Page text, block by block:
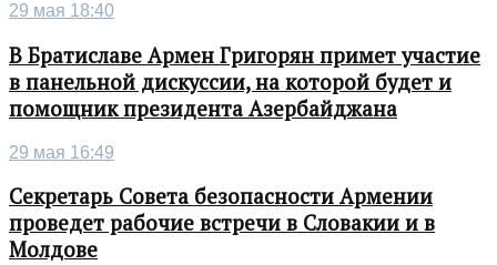
29 мая 18:40
В Братиславе Армен Григорян примет участие
в панельной дискуссии, на которой будет и
помощник президента Азербайджана
29 мая 16:49
Секретарь Совета безопасности Армении
проведет рабочие встречи в Словакии и в
Молдове